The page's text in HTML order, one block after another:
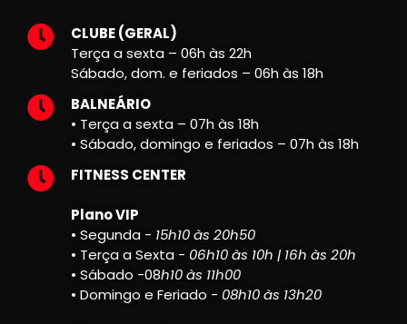
CLUBE (GERAL)
Terça a sexta – 06h às 22h
Sábado, dom. e feriados – 06h às 18h
BALNEÁRIO
• Terça a sexta – 07h às 18h
• Sábado, domingo e feriados – 07h às 18h
FITNESS CENTER
Plano VIP
• Segunda - 15h10 às 20h50
• Terça a Sexta - 06h10 às 10h | 16h às 20h
• Sábado -08h10 às 11h00
• Domingo e Feriado - 08h10 às 13h20